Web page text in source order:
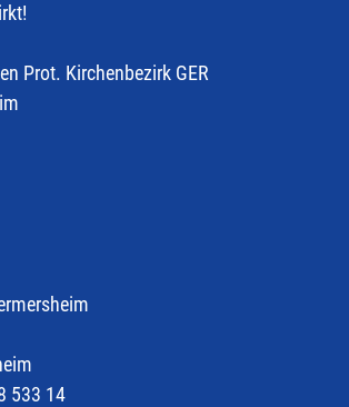
Prot. Kirchenbezirk GER
533 14